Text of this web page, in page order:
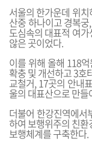
서울의 한가운데 위
산중 하나이고 경복
도심속의 대표적 여
않은 곳이었다.
이를 위해 올해 118
확충 및 개선하고 3호
교철거, 17곳의 안내
울의 대표산으로 만
더불어 한강진역에서
하여 보행위주의 친
보행체계를 구축한다.